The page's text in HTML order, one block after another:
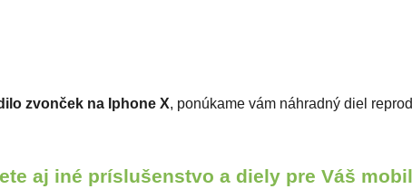
zvonček na Iphone X, ponúkame vám náhradný diel
aj iné príslušenstvo a diely pre Váš